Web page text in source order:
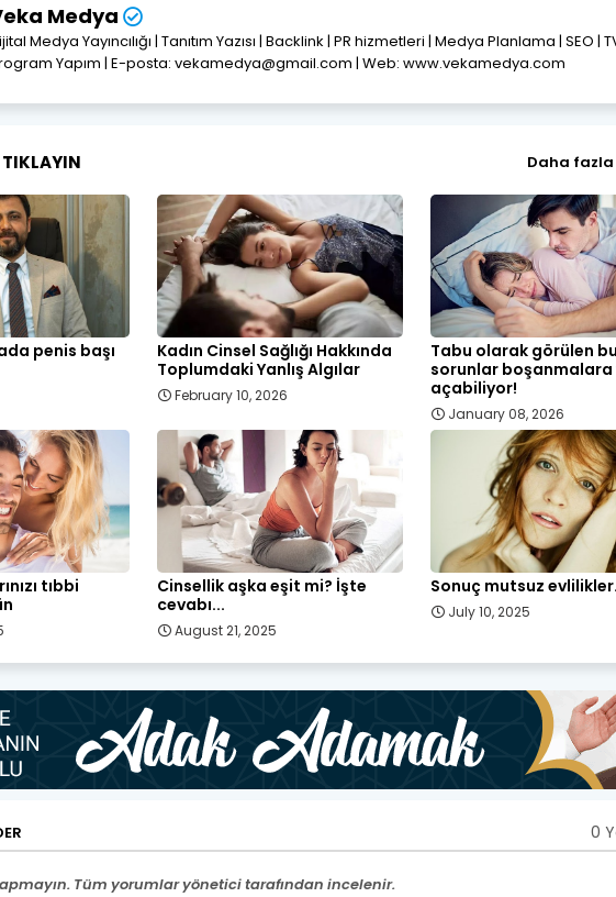
Medya
Medya Yayıncılığı | Tanıtım Yazısı | Backlink | PR hizmetleri | Medya Planlama | SEO |
Yapım | E-posta: vekamedya@gmail.com | Web: www.vekamedya.com
Daha
penis başı
Kadın Cinsel Sağlığı Hakkında
Toplumdaki Yanlış Algılar
February 10, 2026
Tabu olarak görülen bu
sorunlar boşanmalara
açabiliyor!
January 08, 2026
tıbbi
Cinsellik aşka eşit mi? İşte
cevabı...
August 21, 2025
Sonuç mutsuz
July 10, 2025
0
Tüm yorumlar yönetici tarafından incelenir.